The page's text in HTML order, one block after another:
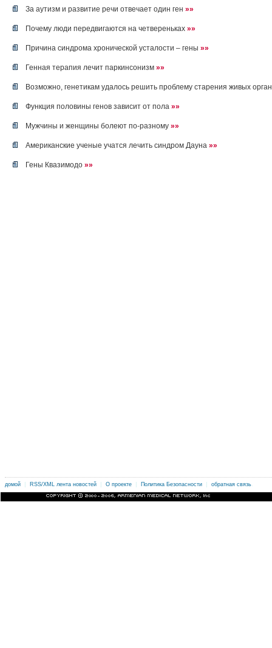
За аутизм и развитие речи отвечает один ген »»
Почему люди передвигаются на четвереньках »»
Причина синдрома хронической усталости – гены »»
Генная терапия лечит паркинсонизм »»
Возможно, генетикам удалось решить проблему старения живых
Функция половины генов зависит от пола »»
Мужчины и женщины болеют по-разному »»
Американские ученые учатся лечить синдром Дауна »»
Гены Квазимодо »»
домой | RSS/XML лента новостей | О проекте | Политика Безопасности | обратная связь